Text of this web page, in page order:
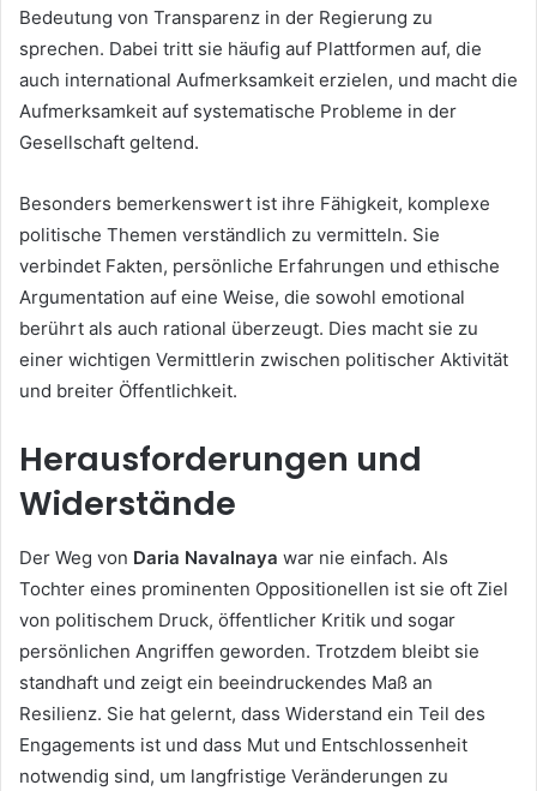
Bedeutung von Transparenz in der Regierung zu
sprechen. Dabei tritt sie häufig auf Plattformen auf, die
auch international Aufmerksamkeit erzielen, und macht die
Aufmerksamkeit auf systematische Probleme in der
Gesellschaft geltend.
Besonders bemerkenswert ist ihre Fähigkeit, komplexe
politische Themen verständlich zu vermitteln. Sie
verbindet Fakten, persönliche Erfahrungen und ethische
Argumentation auf eine Weise, die sowohl emotional
berührt als auch rational überzeugt. Dies macht sie zu
einer wichtigen Vermittlerin zwischen politischer Aktivität
und breiter Öffentlichkeit.
Herausforderungen und
Widerstände
Der Weg von Daria Navalnaya war nie einfach. Als
Tochter eines prominenten Oppositionellen ist sie oft Ziel
von politischem Druck, öffentlicher Kritik und sogar
persönlichen Angriffen geworden. Trotzdem bleibt sie
standhaft und zeigt ein beeindruckendes Maß an
Resilienz. Sie hat gelernt, dass Widerstand ein Teil des
Engagements ist und dass Mut und Entschlossenheit
notwendig sind, um langfristige Veränderungen zu